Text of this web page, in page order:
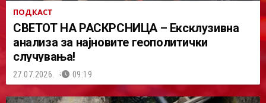
ПОДКАСТ
СВЕТОТ НА РАСКРСНИЦА – Ексклузивна
анализа за најновите геополитички
случувања!
27.07.2026. 09:19